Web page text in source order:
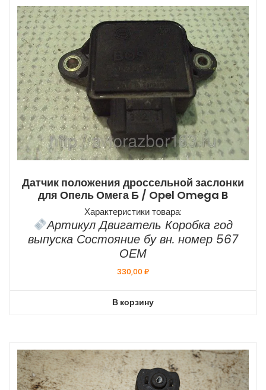
Датчик положения дроссельной заслонки
для Опель Омега Б / Opel Omega B
Характеристики товара:
Артикул Двигатель Коробка год
выпуска Состояние бу вн. номер 567
ОЕМ
330,00₽
В корзину